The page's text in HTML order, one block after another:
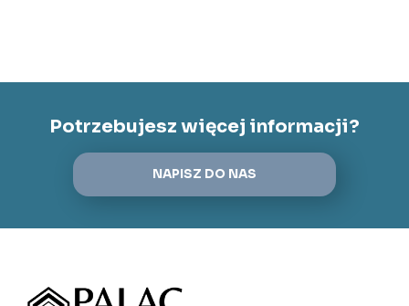
Potrzebujesz więcej informacji?
NAPISZ DO NAS